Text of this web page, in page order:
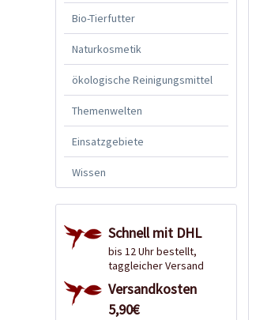
Bio-Tierfutter
Naturkosmetik
ökologische Reinigungsmittel
Themenwelten
Einsatzgebiete
Wissen
Schnell mit DHL
bis 12 Uhr bestellt,
taggleicher Versand
Versandkosten
5,90€